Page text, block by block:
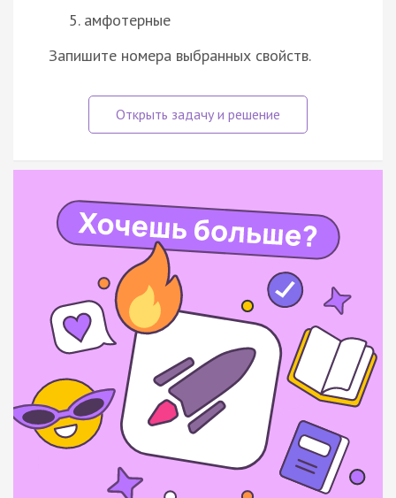
амфотерные
Запишите номера выбранных свойств.